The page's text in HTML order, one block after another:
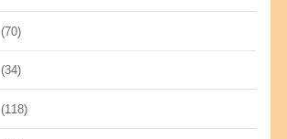
(70)
(34)
(118)